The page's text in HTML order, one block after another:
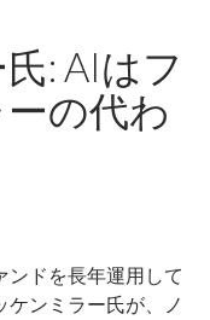
: AIはフ
の代わ
ンドを長年運用して
ケンミラー氏が、ノ